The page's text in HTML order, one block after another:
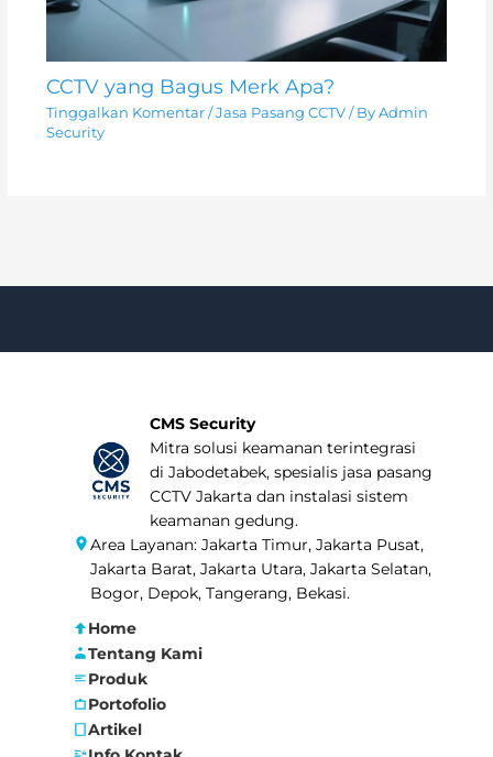
CCTV yang Bagus Merk Apa?
Tinggalkan Komentar /Jasa Pasang CCTV/ By Admin
Security
CMS Security
Mitra solusi keamanan terintegrasi
di Jabodetabek, spesialis jasa pasang
CCTV Jakarta dan instalasi sistem
keamanan gedung.
Area Layanan: Jakarta Timur, Jakarta Pusat,
Jakarta Barat, Jakarta Utara, Jakarta Selatan,
Bogor, Depok, Tangerang, Bekasi.
Home
Tentang Kami
Produk
Portofolio
Artikel